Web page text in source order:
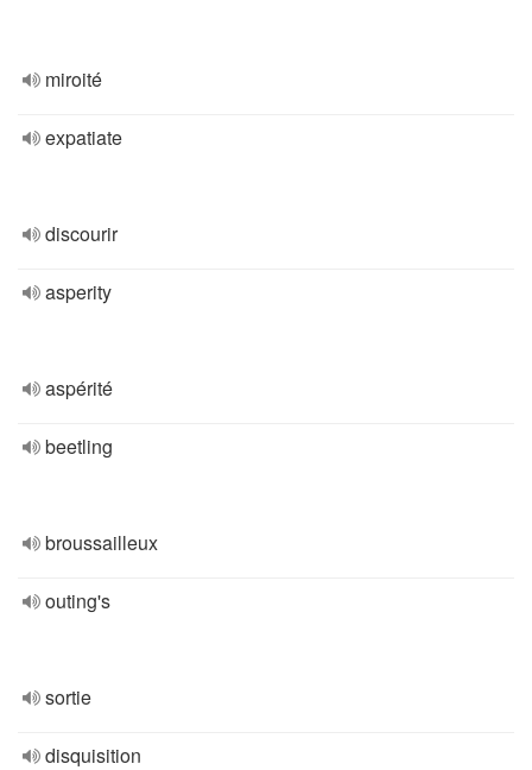
miroité
expatiate
discourir
asperity
aspérité
beetling
broussailleux
outing's
sortie
disquisition